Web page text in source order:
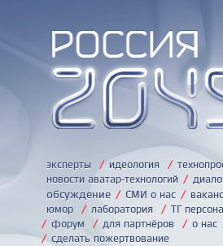
эксперты / идеология /
новости аватар-технологий /
обсуждение / СМИ о нас /
юмор / лаборатория / ТГ
/ форум / для партнёров / о нас
/ сделать пожертвование